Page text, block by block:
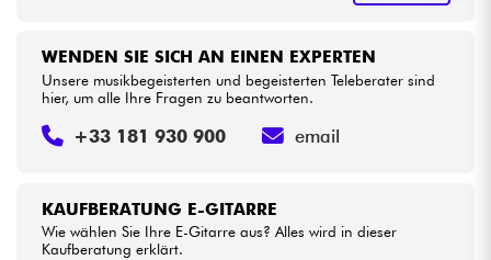
KAUFBERATUNG E-GITARRE
Wie wählen Sie Ihre E-Gitarre aus? Alles wird in dieser
Kaufberatung erklärt.
WENDEN SIE SICH AN EINEN EXPERTEN
Unsere musikbegeisterten und begeisterten Teleberater sind
hier, um alle Ihre Fragen zu beantworten.
+33 181 930 900 email